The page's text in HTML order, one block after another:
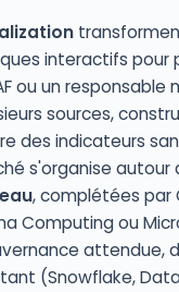
interactifs pour
ou un responsable
sources,
des indicateurs
s'organise
, complétées par
Computing ou
attendue,
(Snowflake,